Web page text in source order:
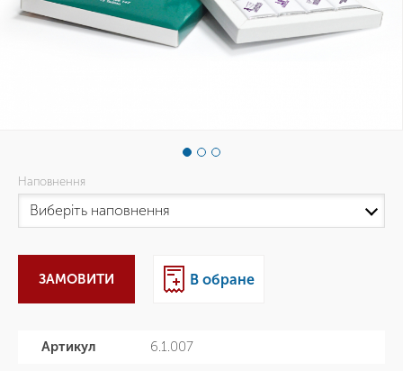
Наповнення
ЗАМОВИТИ В обране
Артикул 6.1.007